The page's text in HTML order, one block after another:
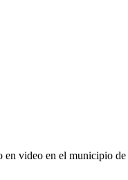
en video en el municipio de